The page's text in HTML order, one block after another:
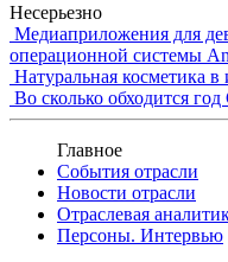
Несерьезно
Медиаприложения для
операционной системы
Натуральная косметика
Во сколько обходится
Главное
События отрасли
Новости отрасли
Отраслевая
Персоны. Интервью